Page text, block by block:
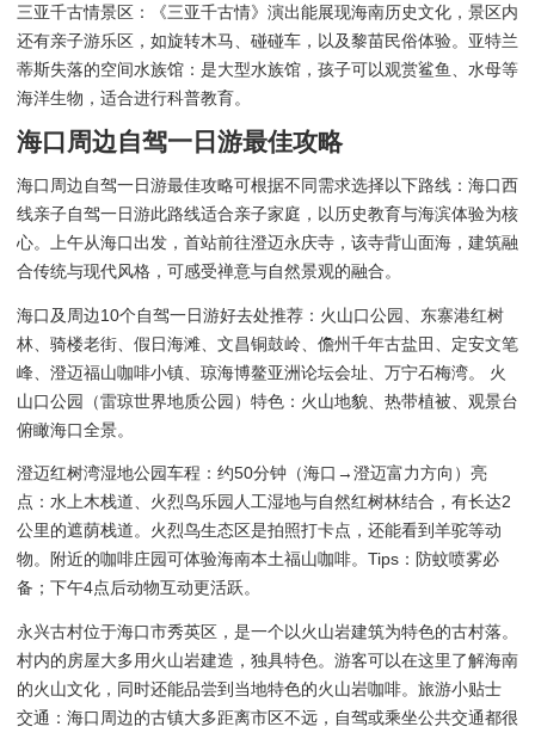
三亚千古情景区：《三亚千古情》演出能展现海南历史文化，景区内
还有亲子游乐区，如旋转木马、碰碰车，以及黎苗民俗体验。亚特兰
蒂斯失落的空间水族馆：是大型水族馆，孩子可以观赏鲨鱼、水母等
海洋生物，适合进行科普教育。
海口周边自驾一日游最佳攻略
海口周边自驾一日游最佳攻略可根据不同需求选择以下路线：海口西
线亲子自驾一日游此路线适合亲子家庭，以历史教育与海滨体验为核
心。上午从海口出发，首站前往澄迈永庆寺，该寺背山面海，建筑融
合传统与现代风格，可感受禅意与自然景观的融合。
海口及周边10个自驾一日游好去处推荐：火山口公园、东寨港红树
林、骑楼老街、假日海滩、文昌铜鼓岭、儋州千年古盐田、定安文笔
峰、澄迈福山咖啡小镇、琼海博鳌亚洲论坛会址、万宁石梅湾。 火
山口公园（雷琼世界地质公园）特色：火山地貌、热带植被、观景台
俯瞰海口全景。
澄迈红树湾湿地公园车程：约50分钟（海口→澄迈富力方向）亮
点：水上木栈道、火烈鸟乐园人工湿地与自然红树林结合，有长达2
公里的遮荫栈道。火烈鸟生态区是拍照打卡点，还能看到羊驼等动
物。附近的咖啡庄园可体验海南本土福山咖啡。Tips：防蚊喷雾必
备；下午4点后动物互动更活跃。
永兴古村位于海口市秀英区，是一个以火山岩建筑为特色的古村落。
村内的房屋大多用火山岩建造，独具特色。游客可以在这里了解海南
的火山文化，同时还能品尝到当地特色的火山岩咖啡。旅游小贴士
交通：海口周边的古镇大多距离市区不远，自驾或乘坐公共交通都很